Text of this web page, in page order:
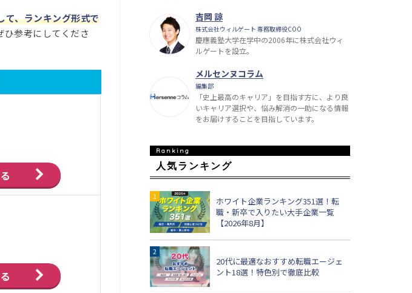
て、ランキング形式で
ひ参考にしてくださ
吉岡 諒
株式会社ウィルゲート 専務取締役COO
慶應義塾大学在学中の2006年に株式会社ウィ
ルゲートを設立。
メルセンヌコラム
編集部
「史上最高のキャリア」を目指す方に、より良
いキャリア選択や、悩み解消の一助になる情報
をお届けすることを目指しています。
人気ランキング
ホワイト企業ランキング351選！転
職・新卒で入りたい大手企業一覧
【2026年8月】
20代に最適なおすすめ転職エージェ
ント18選！特色別で徹底比較